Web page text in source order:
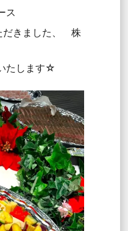
ス
だきました、 株
たします☆